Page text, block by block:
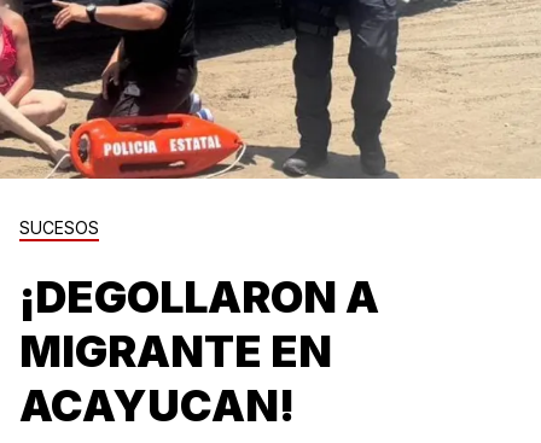
SUCESOS
¡DEGOLLARON A
MIGRANTE EN
ACAYUCAN!